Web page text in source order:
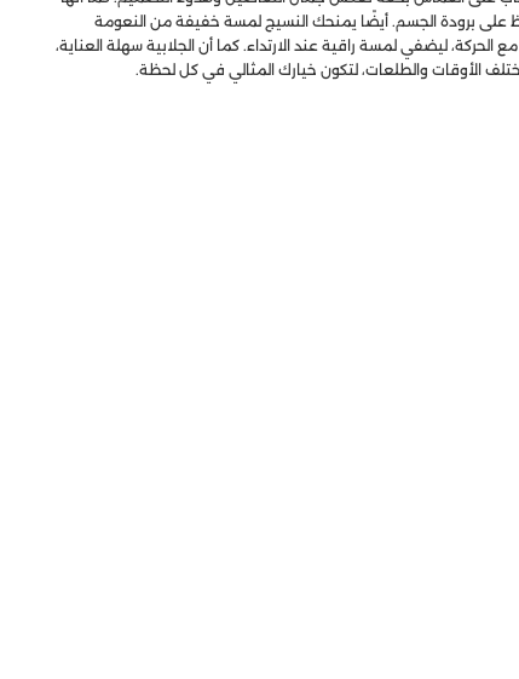
على برودة الجسم. أيضًا يمنحك النسيج لمسة خفيفة من النعومة
ليضفي لمسة راقية عند الارتداء. كما أن الجلابية سهلة العناية،
الأوقات والطلعات، لتكون خيارك المثالي في كل لحظة.